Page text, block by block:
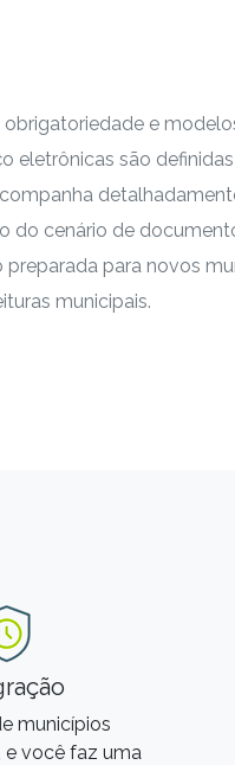
e
eletrônicas são
do cenário de
preparada para novos
municipais.
municípios
você faz uma